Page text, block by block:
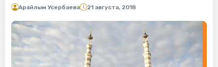
Арайлым Усербаева 21 августа, 2018